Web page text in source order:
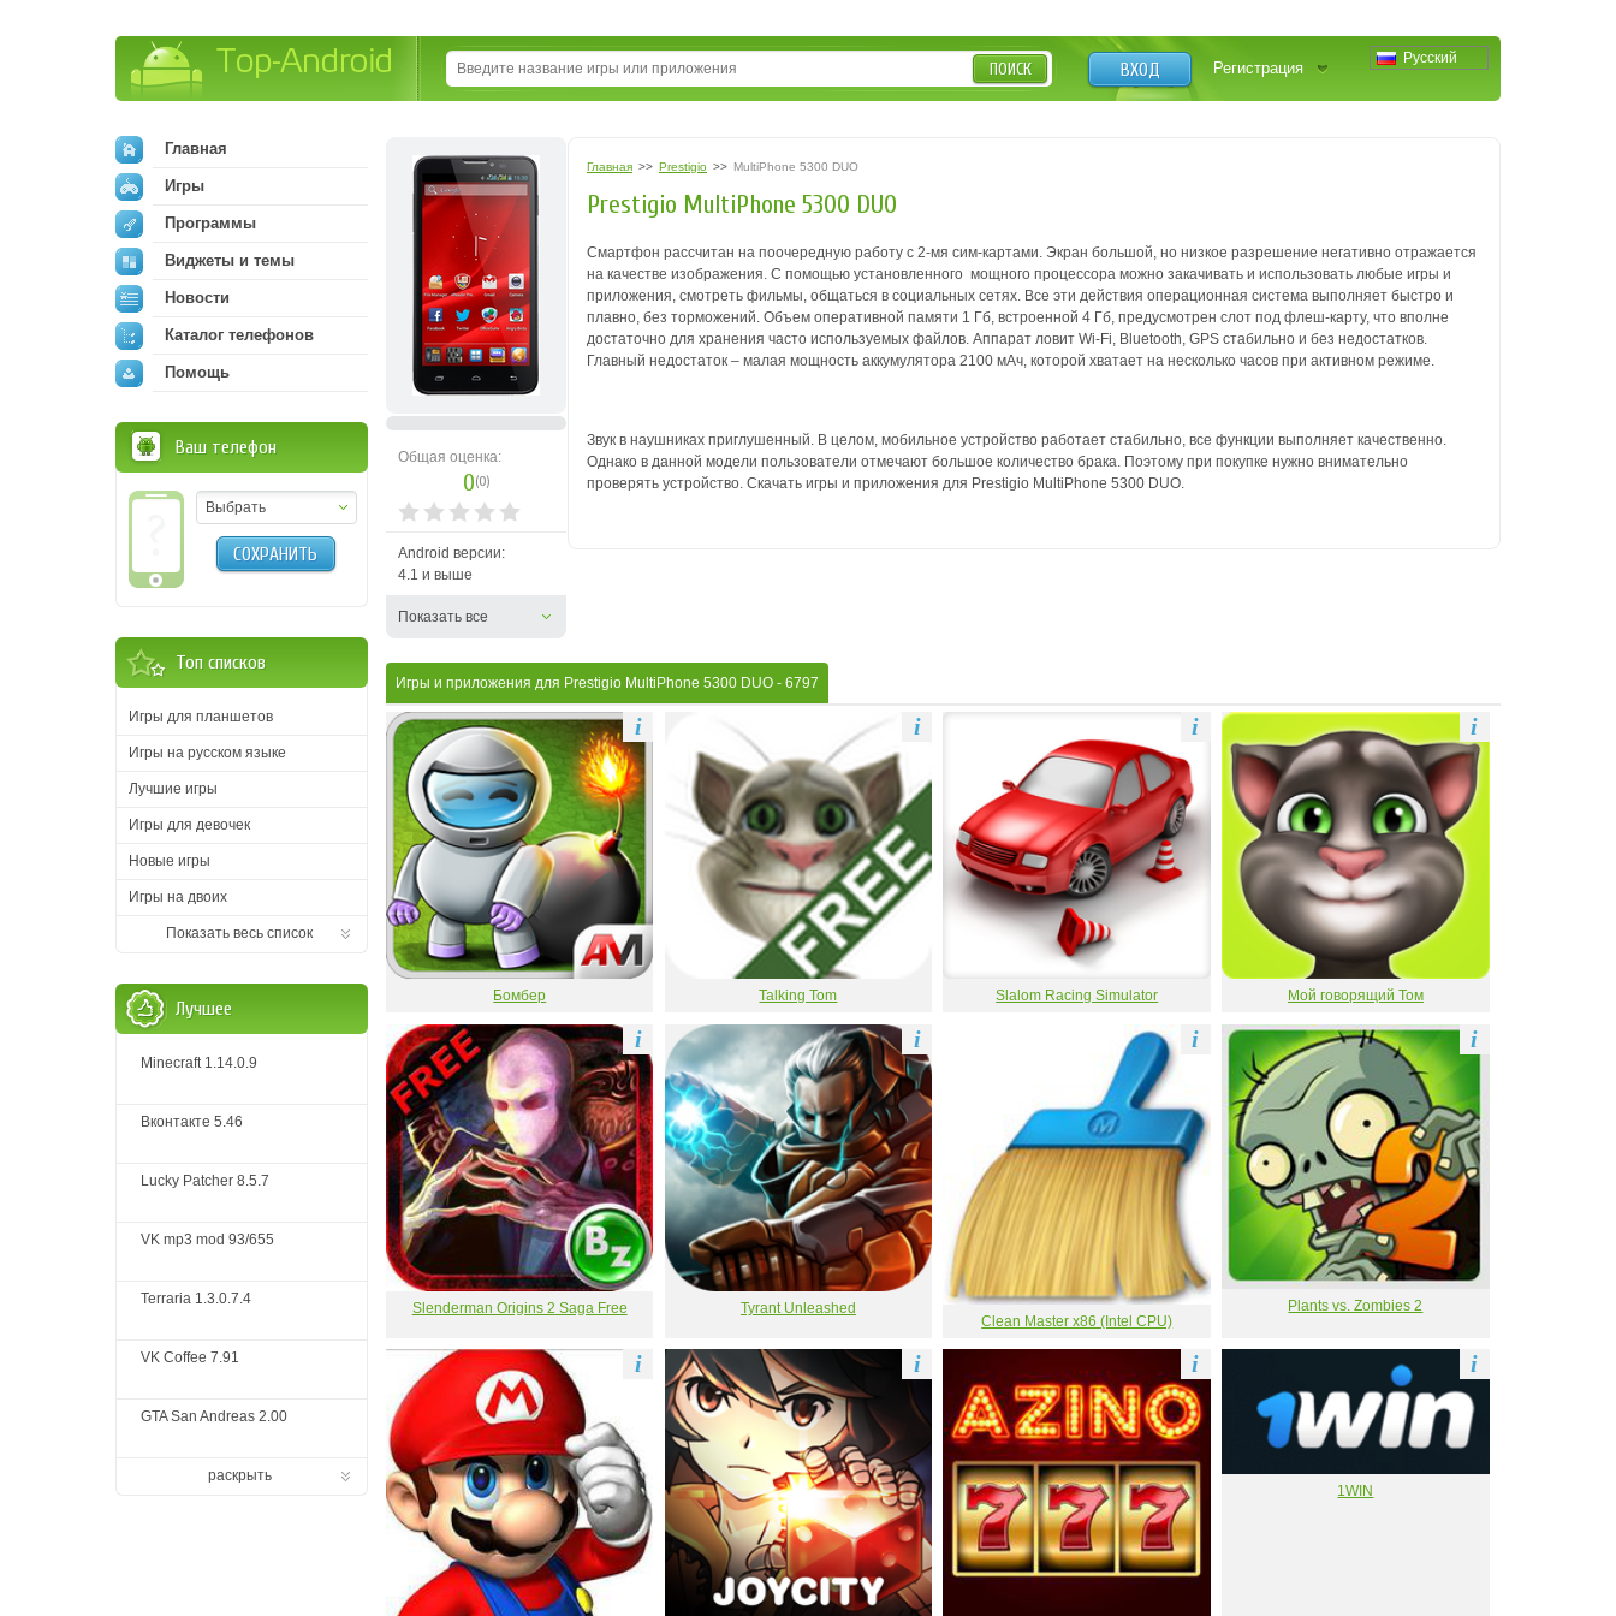
Русский
ВХОД Регистрация
ПОИСК
Общая оценка:
0(0)
Android версии:
4.1 и выше
Показать все
Главная >> Prestigio >> MultiPhone 5300 DUO
Prestigio MultiPhone 5300 DUO
Смартфон рассчитан на поочередную работу с 2-мя сим-картами. Экран большой, но низкое разрешение негативно отражается
на качестве изображения. С помощью установленного мощного процессора можно закачивать и использовать любые игры и
приложения, смотреть фильмы, общаться в социальных сетях. Все эти действия операционная система выполняет быстро и
плавно, без торможений. Объем оперативной памяти 1 Гб, встроенной 4 Гб, предусмотрен слот под флеш-карту, что вполне
достаточно для хранения часто используемых файлов. Аппарат ловит Wi-Fi, Bluetooth, GPS стабильно и без недостатков.
Главный недостаток – малая мощность аккумулятора 2100 мАч, которой хватает на несколько часов при активном режиме.
Звук в наушниках приглушенный. В целом, мобильное устройство работает стабильно, все функции выполняет качественно.
Однако в данной модели пользователи отмечают большое количество брака. Поэтому при покупке нужно внимательно
проверять устройство. Скачать игры и приложения для Prestigio MultiPhone 5300 DUO.
Игры и приложения для Prestigio MultiPhone 5300 DUO - 6797
Бомбер
i
Talking Tom
i
Slalom Racing Simulator
i
Мой говорящий Том
i
Slenderman Origins 2 Saga Free
i
Tyrant Unleashed
i
Clean Master x86 (Intel CPU)
i
Plants vs. Zombies 2
i
i i i
1WIN
i
Главная
Игры
Программы
Виджеты и темы
Новости
Каталог телефонов
Помощь
Ваш телефон
Выбрать
СОХРАНИТЬ
Топ списков
Игры для планшетов
Игры на русском языке
Лучшие игры
Игры для девочек
Новые игры
Игры на двоих
Показать весь список
Лучшее
Minecraft 1.14.0.9
Вконтакте 5.46
Lucky Patcher 8.5.7
VK mp3 mod 93/655
Terraria 1.3.0.7.4
VK Coffee 7.91
GTA San Andreas 2.00
раскрыть